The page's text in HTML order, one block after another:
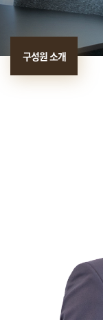
구성원 소개